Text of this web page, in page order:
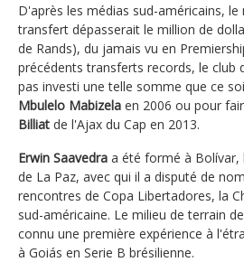
D'après les médias sud-américains,
transfert dépasserait le million de
de Rands), du jamais vu en
précédents transferts records, le club
pas investi une telle somme que ce
Mbulelo Mabizela en 2006 ou pour
Billiat de l'Ajax du Cap en 2013.
Erwin Saavedra a été formé à Bolívar,
de La Paz, avec qui il a disputé de
rencontres de Copa Libertadores, la
sud-américaine. Le milieu de terrain
connu une première expérience à
à Goiás en Serie B brésilienne.